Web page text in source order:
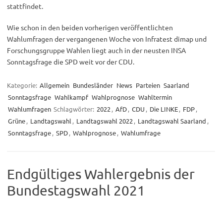
stattfindet.
Wie schon in den beiden vorherigen veröffentlichten
Wahlumfragen der vergangenen Woche von Infratest dimap und
Forschungsgruppe Wahlen liegt auch in der neusten INSA
Sonntagsfrage die SPD weit vor der CDU.
Kategorie: Allgemein Bundesländer News Parteien Saarland
Sonntagsfrage Wahlkampf Wahlprognose Wahltermin
Wahlumfragen Schlagwörter: 2022 , AfD, CDU , Die LINKE, FDP,
Grüne, Landtagswahl , Landtagswahl 2022 , Landtagswahl Saarland ,
Sonntagsfrage, SPD, Wahlprognose, Wahlumfrage
Endgültiges Wahlergebnis der
Bundestagswahl 2021